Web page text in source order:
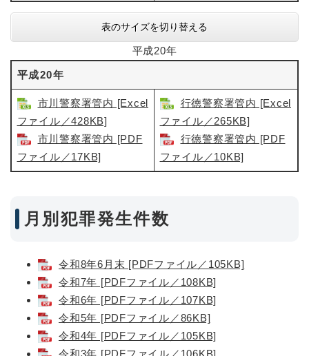
表のサイズを切り替える
平成20年
平成20年
市川警察署管内 [Excel
ファイル／428KB]
市川警察署管内​ [PDF
ファイル／17KB]
行徳警察署管内 [Excel
ファイル／265KB]
行徳警察署管内 [PDF
ファイル／10KB]
月別犯罪発生件数
令和8年6月末 [PDFファイル／105KB]
令和7年 [PDFファイル／108KB]
令和6年 [PDFファイル／107KB]
令和5年 [PDFファイル／86KB]
令和4年 [PDFファイル／105KB]
令和3年 [PDFファイル／106KB]